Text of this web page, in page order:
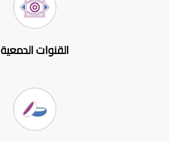
القنوات الدمعية